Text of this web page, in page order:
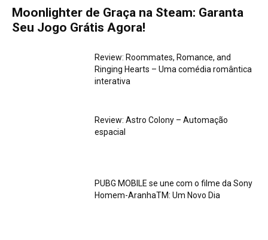
Moonlighter de Graça na Steam: Garanta
Seu Jogo Grátis Agora!
Review: Roommates, Romance, and
Ringing Hearts – Uma comédia romântica
interativa
Review: Astro Colony – Automação
espacial
PUBG MOBILE se une com o filme da Sony
Homem-AranhaTM: Um Novo Dia